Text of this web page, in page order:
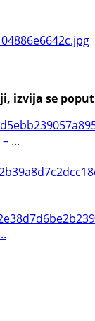
izvija se
...